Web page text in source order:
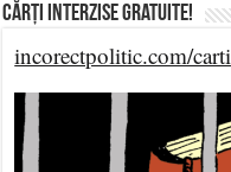
Cărți Interzise Gratuite!
incorectpolitic.com/carti